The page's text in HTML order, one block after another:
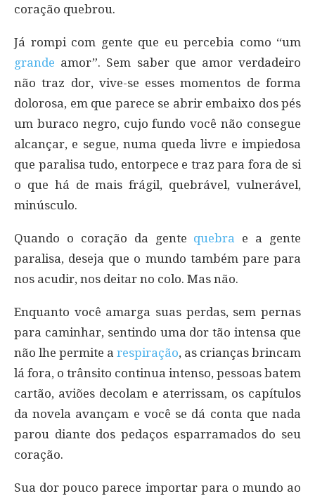
coração quebrou.
Já rompi com gente que eu percebia como “um
grande amor”. Sem saber que amor verdadeiro
não traz dor, vive-se esses momentos de forma
dolorosa, em que parece se abrir embaixo dos pés
um buraco negro, cujo fundo você não consegue
alcançar, e segue, numa queda livre e impiedosa
que paralisa tudo, entorpece e traz para fora de si
o que há de mais frágil, quebrável, vulnerável,
minúsculo.
Quando o coração da gente quebra e a gente
paralisa, deseja que o mundo também pare para
nos acudir, nos deitar no colo. Mas não.
Enquanto você amarga suas perdas, sem pernas
para caminhar, sentindo uma dor tão intensa que
não lhe permite a respiração, as crianças brincam
lá fora, o trânsito continua intenso, pessoas batem
cartão, aviões decolam e aterrissam, os capítulos
da novela avançam e você se dá conta que nada
parou diante dos pedaços esparramados do seu
coração.
Sua dor pouco parece importar para o mundo ao